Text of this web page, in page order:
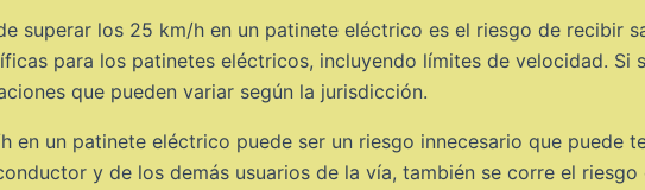
superar los 25 km/h en un patinete eléctrico es el riesgo de recibir
para los patinetes eléctricos, incluyendo límites de velocidad. Si
que pueden variar según la jurisdicción.
en un patinete eléctrico puede ser un riesgo innecesario que puede
y de los demás usuarios de la vía, también se corre el